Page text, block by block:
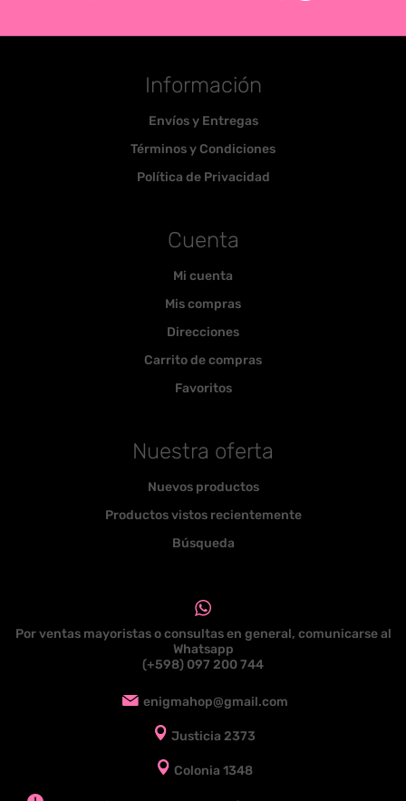
Información
Envíos y Entregas
Términos y Condiciones
Política de Privacidad
Cuenta
Mi cuenta
Mis compras
Direcciones
Carrito de compras
Favoritos
Nuestra oferta
Nuevos productos
Productos vistos recientemente
Búsqueda
Por ventas mayoristas o consultas en general, comunicarse al
Whatsapp
(+598) 097 200 744
enigmahop@gmail.com
Justicia 2373
Colonia 1348